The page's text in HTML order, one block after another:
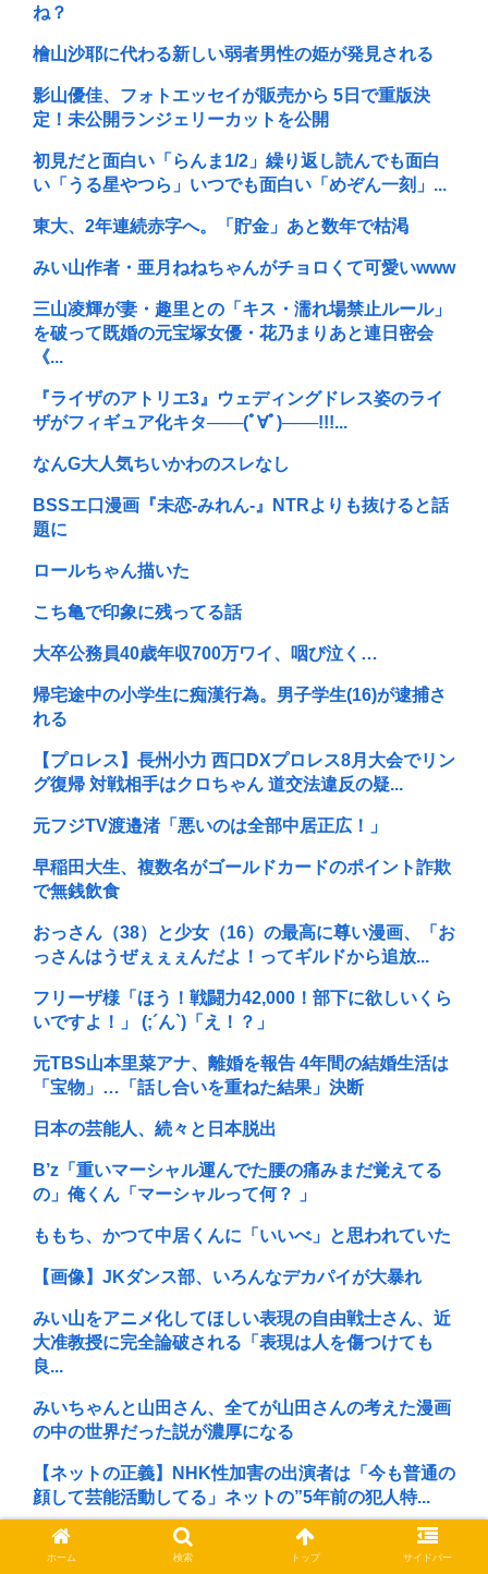
ね？
檜山沙耶に代わる新しい弱者男性の姫が発見される
影山優佳、フォトエッセイが販売から 5日で重版決
定！未公開ランジェリーカットを公開
初見だと面白い「らんま1/2」繰り返し読んでも面白
い「うる星やつら」いつでも面白い「めぞん一刻」...
東大、2年連続赤字へ。「貯金」あと数年で枯渇
みい山作者・亜月ねねちゃんがチョロくて可愛いwww
三山凌輝が妻・趣里との「キス・濡れ場禁止ルール」
を破って既婚の元宝塚女優・花乃まりあと連日密会
《...
『ライザのアトリエ3』ウェディングドレス姿のライ
ザがフィギュア化キタ───(ﾟ∀ﾟ)───!!!...
なんG大人気ちいかわのスレなし
BSSエ口漫画『未恋-みれん-』NTRよりも抜けると話
題に
ロールちゃん描いた
こち亀で印象に残ってる話
大卒公務員40歳年収700万ワイ、咽び泣く…
帰宅途中の小学生に痴漢行為。男子学生(16)が逮捕さ
れる
【プロレス】長州小力 西口DXプロレス8月大会でリン
グ復帰 対戦相手はクロちゃん 道交法違反の疑...
元フジTV渡邉渚「悪いのは全部中居正広！」
早稲田大生、複数名がゴールドカードのポイント詐欺
で無銭飲食
おっさん（38）と少女（16）の最高に尊い漫画、「お
っさんはうぜぇぇぇんだよ！ってギルドから追放...
フリーザ様「ほう！戦闘力42,000！部下に欲しいくら
いですよ！」 (;´ん`)「え！？」
元TBS山本里菜アナ、離婚を報告 4年間の結婚生活は
「宝物」…「話し合いを重ねた結果」決断
日本の芸能人、続々と日本脱出
B’z「重いマーシャル運んでた腰の痛みまだ覚えてる
の」俺くん「マーシャルって何？ 」
ももち、かつて中居くんに「いいべ」と思われていた
【画像】JKダンス部、いろんなデカパイが大暴れ
みい山をアニメ化してほしい表現の自由戦士さん、近
大准教授に完全論破される「表現は人を傷つけても
良...
みいちゃんと山田さん、全てが山田さんの考えた漫画
の中の世界だった説が濃厚になる
【ネットの正義】NHK性加害の出演者は「今も普通の
顔して芸能活動してる」ネットの”5年前の犯人特...
美輪明宏さんの戒名、「紫雲院芳心唱永日宏居士」に
なる
ホーム 検索 トップ サイドバー